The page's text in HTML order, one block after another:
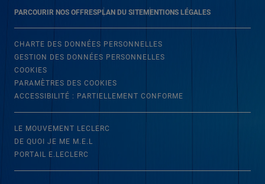
PARCOURIR NOS OFFRESPLAN DU SITEMENTIONS LÉGALES
CHARTE DES DONNÉES PERSONNELLES
GESTION DES DONNÉES PERSONNELLES
COOKIES
PARAMÈTRES DES COOKIES
ACCESSIBILITÉ : PARTIELLEMENT CONFORME
LE MOUVEMENT LECLERC
DE QUOI JE ME M.E.L
PORTAIL E.LECLERC